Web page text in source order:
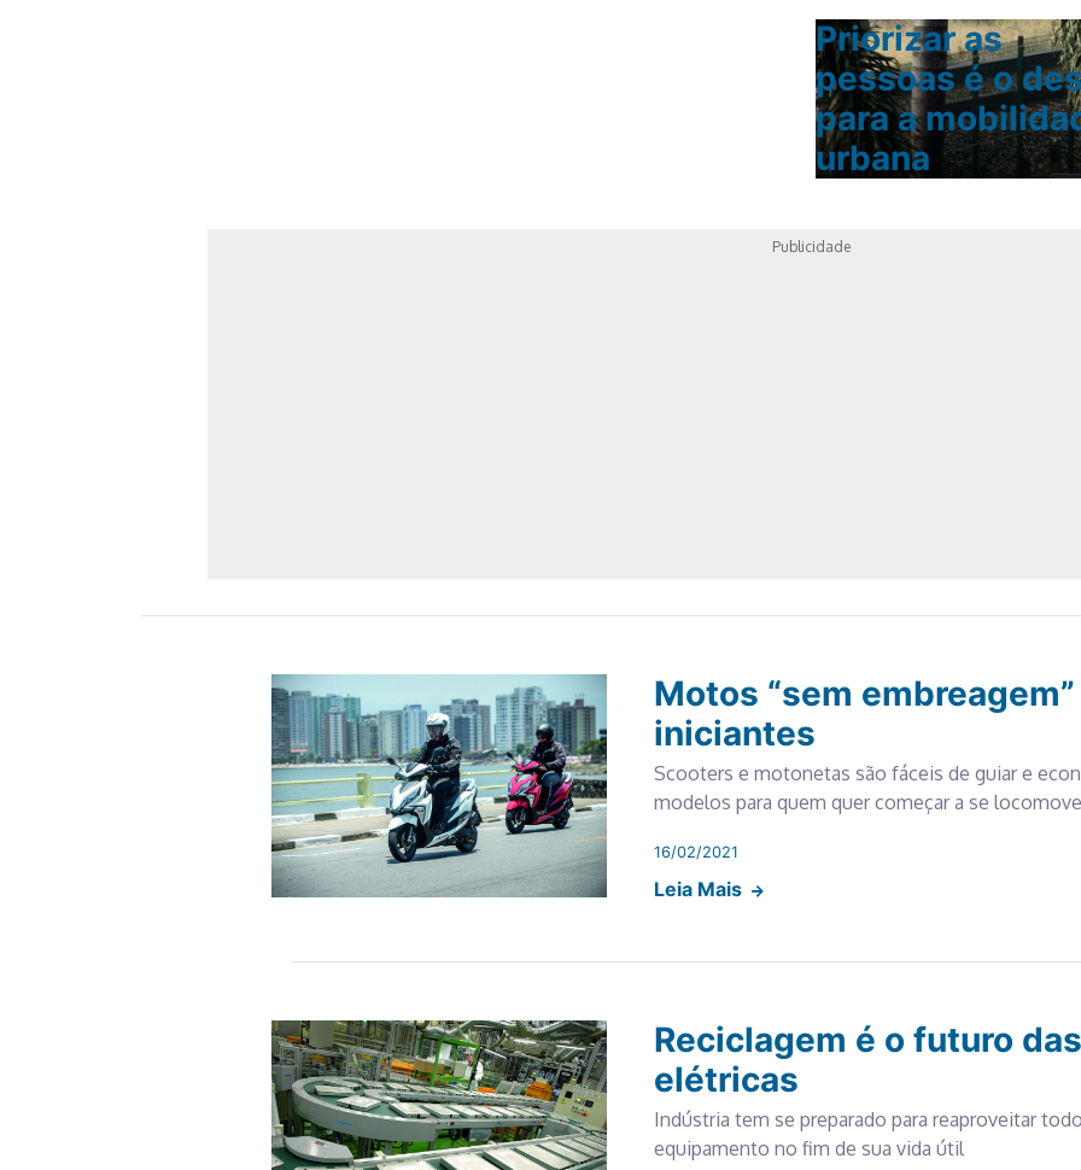
Priorizar as
pessoas é o
para a
urbana
Publicidade
Motos “sem
iniciantes
Scooters e motonetas são fáceis de guiar e
modelos para quem quer começar a se
16/02/2021
Leia Mais
Reciclagem é o futuro
elétricas
Indústria tem se preparado para reaproveitar
equipamento no fim de sua vida útil